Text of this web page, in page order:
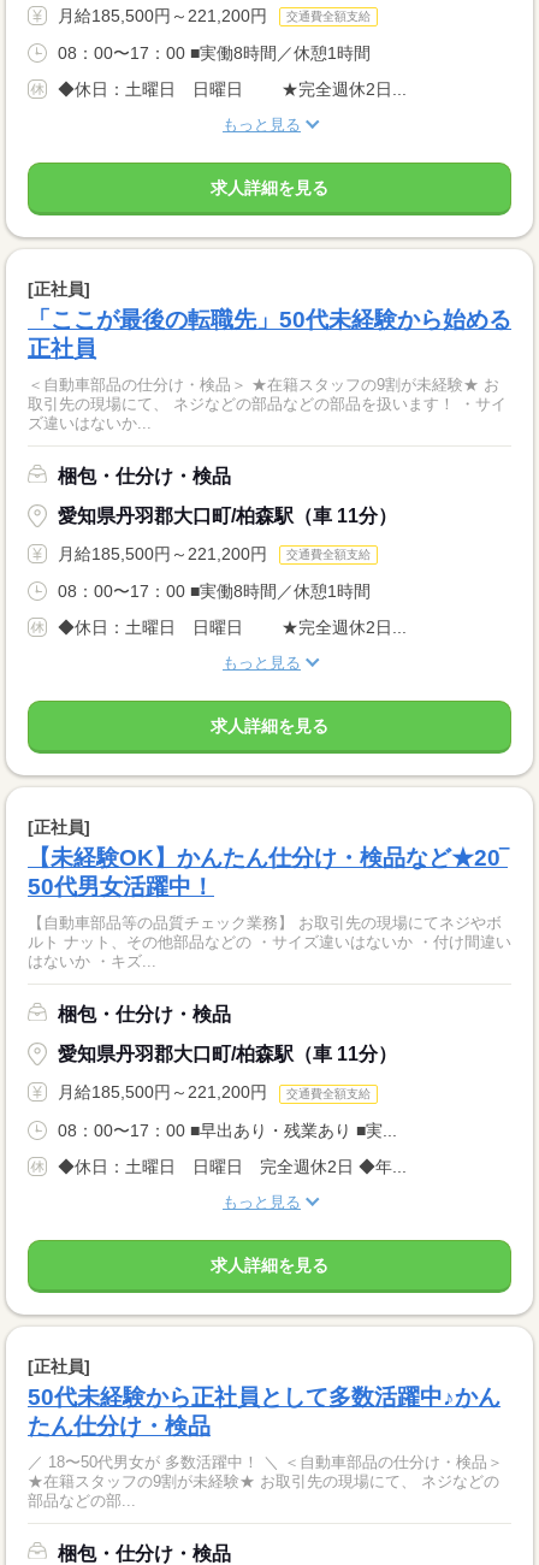
月給185,500円～221,200円 交通費全額支給
08：00〜17：00 ■実働8時間／休憩1時間
◆休日：土曜日 日曜日 ★完全週休2日...
もっと見る
求人詳細を見る
[正社員]
「ここが最後の転職先」50代未経験から始める
正社員
＜自動車部品の仕分け・検品＞ ★在籍スタッフの9割が未経験★ お
取引先の現場にて、 ネジなどの部品などの部品を扱います！ ・サイ
ズ違いはないか...
梱包・仕分け・検品
愛知県丹羽郡大口町/柏森駅（車 11分）
月給185,500円～221,200円 交通費全額支給
08：00〜17：00 ■実働8時間／休憩1時間
◆休日：土曜日 日曜日 ★完全週休2日...
もっと見る
求人詳細を見る
[正社員]
【未経験OK】かんたん仕分け・検品など★20‾
50代男女活躍中！
【自動車部品等の品質チェック業務】 お取引先の現場にてネジやボ
ルト ナット、その他部品などの ・サイズ違いはないか ・付け間違い
はないか ・キズ...
梱包・仕分け・検品
愛知県丹羽郡大口町/柏森駅（車 11分）
月給185,500円～221,200円 交通費全額支給
08：00〜17：00 ■早出あり・残業あり ■実...
◆休日：土曜日 日曜日 完全週休2日 ◆年...
もっと見る
求人詳細を見る
[正社員]
50代未経験から正社員として多数活躍中♪かん
たん仕分け・検品
／ 18〜50代男女が 多数活躍中！ ＼ ＜自動車部品の仕分け・検品＞
★在籍スタッフの9割が未経験★ お取引先の現場にて、 ネジなどの
部品などの部...
梱包・仕分け・検品